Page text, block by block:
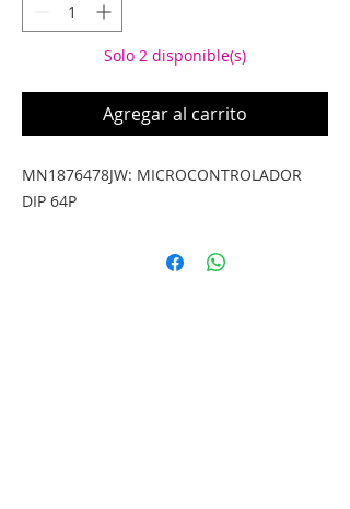
Solo 2 disponible(s)
Agregar al carrito
MN1876478JW: MICROCONTROLADOR
DIP 64P